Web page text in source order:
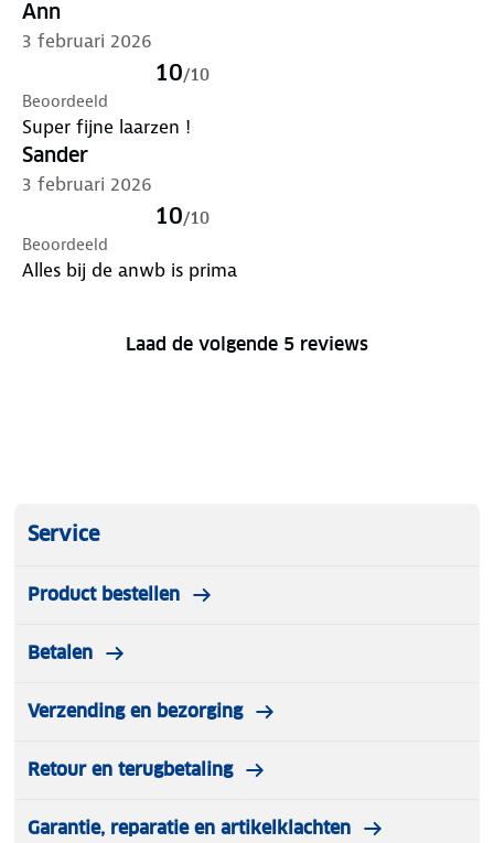
Ann
3 februari 2026
10/10
Beoordeeld
Super fijne laarzen !
Sander
3 februari 2026
10/10
Beoordeeld
Alles bij de anwb is prima
Laad de volgende 5 reviews
Service
Product bestellen
Betalen
Verzending en bezorging
Retour en terugbetaling
Garantie, reparatie en artikelklachten